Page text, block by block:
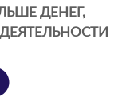
ДЕНЕГ,